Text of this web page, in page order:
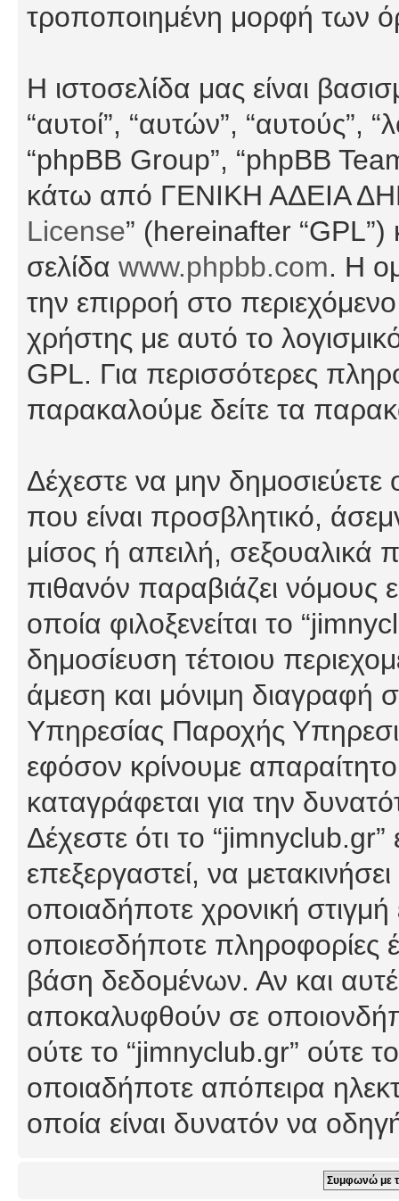
τροποποιημένη μορφή των
Η ιστοσελίδα μας είναι
“αυτοί”, “αυτών”, “αυτούς”,
“phpBB Group”, “phpBB
κάτω από ΓΕΝΙΚΗ ΑΔΕΙΑ
License” (hereinafter “GPL”)
σελίδα www.phpbb.com. Η
την επιρροή στο
χρήστης με αυτό το
GPL. Για περισσότερες
παρακαλούμε δείτε τα
Δέχεστε να μην
που είναι προσβλητικό,
μίσος ή απειλή, σεξουαλικά
πιθανόν παραβιάζει νόμους
οποία φιλοξενείται το
δημοσίευση τέτοιου
άμεση και μόνιμη διαγραφή
Υπηρεσίας Παροχής
εφόσον κρίνουμε
καταγράφεται για την
Δέχεστε ότι το
επεξεργαστεί, να
οποιαδήποτε χρονική στιγμή
οποιεσδήποτε πληροφορίες
βάση δεδομένων. Αν και
αποκαλυφθούν σε
ούτε το “jimnyclub.gr” ούτε
οποιαδήποτε απόπειρα
οποία είναι δυνατόν να